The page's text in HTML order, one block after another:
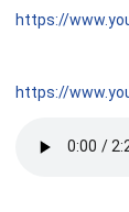
https://
https://